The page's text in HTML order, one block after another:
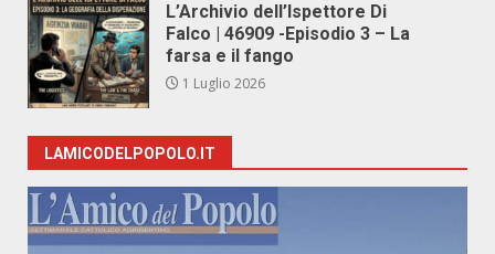
L’Archivio dell’Ispettore Di
Falco | 46909 -Episodio 3 – La
farsa e il fango
1 Luglio 2026
LAMICODELPOPOLO.IT